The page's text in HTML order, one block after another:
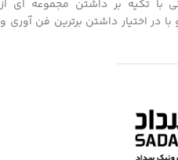
با تکیه بر داشتن مجموعه ای از
در اختیار داشتن برترین فن آوری و